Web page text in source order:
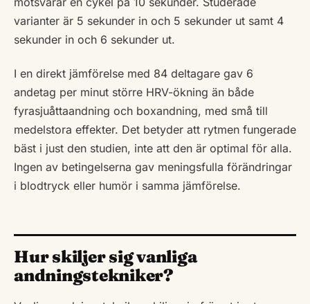
varianter är 5 sekunder in och 5 sekunder ut samt 4
sekunder in och 6 sekunder ut.
I en direkt jämförelse med 84 deltagare gav 6
andetag per minut större HRV-ökning än både
fyrasjuåttaandning och boxandning, med små till
medelstora effekter. Det betyder att rytmen fungerade
bäst i just den studien, inte att den är optimal för alla.
Ingen av betingelserna gav meningsfulla förändringar
i blodtryck eller humör i samma jämförelse.
Hur skiljer sig vanliga
andningstekniker?